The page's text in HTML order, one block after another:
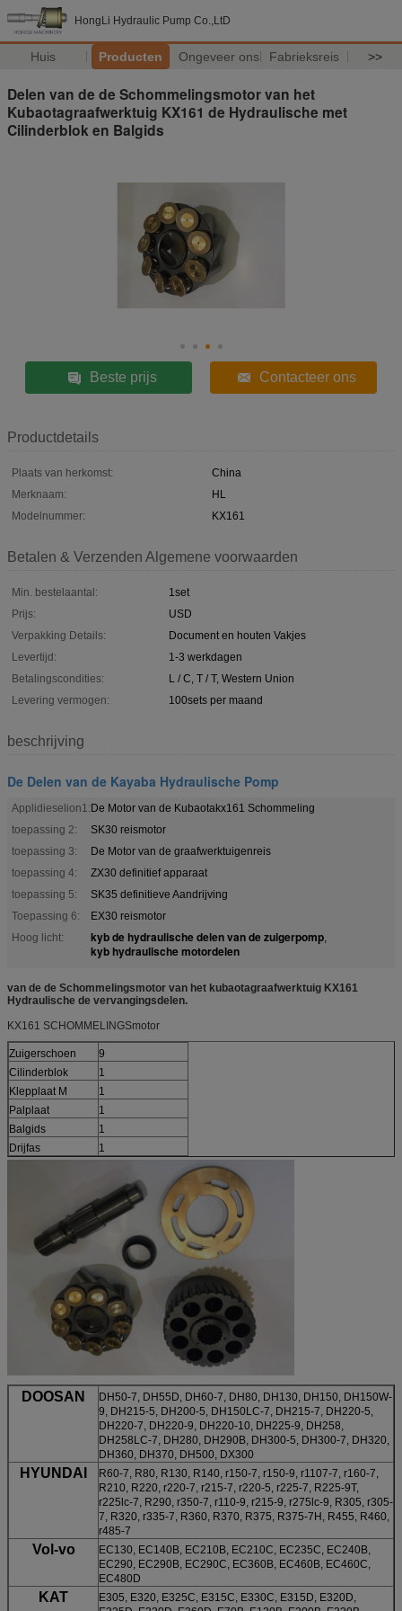
HongLi Hydraulic Pump Co.,LtD
Huis Producten Ongeveer ons Fabrieksreis >>
Delen van de de Schommelingsmotor van het
Kubaotagraafwerktuig KX161 de Hydraulische met
Cilinderblok en Balgids
Beste prijs Contacteer ons
Productdetails
Plaats van herkomst:
China
Merknaam:
HL
Modelnummer:
KX161
Betalen & Verzenden Algemene voorwaarden
Min. bestelaantal:
1set
Prijs:
USD
Verpakking Details:
Document en houten Vakjes
Levertijd:
1-3 werkdagen
Betalingscondities:
L / C, T / T, Western Union
Levering vermogen:
100sets per maand
beschrijving
De Delen van de Kayaba Hydraulische Pomp
Applidieselion1:De Motor van de Kubaotakx161 Schommeling
toepassing 2:
SK30 reismotor
toepassing 3:
De Motor van de graafwerktuigenreis
toepassing 4:
ZX30 definitief apparaat
toepassing 5:
SK35 definitieve Aandrijving
Toepassing 6:
EX30 reismotor
Hoog licht:
kyb de hydraulische delen van de zuigerpomp,
kyb hydraulische motordelen
van de de Schommelingsmotor van het kubaotagraafwerktuig KX161
Hydraulische de vervangingsdelen.
KX161 SCHOMMELINGSmotor
Zuigerschoen
9
Cilinderblok
1
Klepplaat M
1
Palplaat
1
Balgids
1
Drijfas
1
DOOSAN
DH50-7, DH55D, DH60-7, DH80, DH130, DH150, DH150W-
9, DH215-5, DH200-5, DH150LC-7, DH215-7, DH220-5,
DH220-7, DH220-9, DH220-10, DH225-9, DH258,
DH258LC-7, DH280, DH290B, DH300-5, DH300-7, DH320,
DH360, DH370, DH500, DX300
HYUNDAI
R60-7, R80, R130, R140, r150-7, r150-9, r1107-7, r160-7,
R210, R220, r220-7, r215-7, r220-5, r225-7, R225-9T,
r225lc-7, R290, r350-7, r110-9, r215-9, r275lc-9, R305, r305-
7, R320, r335-7, R360, R370, R375, R375-7H, R455, R460,
r485-7
Vol-vo
EC130, EC140B, EC210B, EC210C, EC235C, EC240B,
EC290, EC290B, EC290C, EC360B, EC460B, EC460C,
EC480D
KAT
E305, E320, E325C, E315C, E330C, E315D, E320D,